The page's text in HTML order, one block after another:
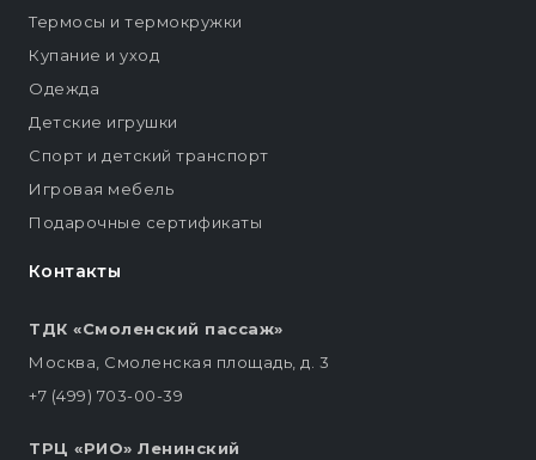
Контакты
ТДК «Смоленский пассаж»
Москва, Смоленская площадь, д. 3
+7 (499) 703-00-39
ТРЦ «РИО» Ленинский
Термосы и термокружки
Купание и уход
Одежда
Детские игрушки
Спорт и детский транспорт
Игровая мебель
Подарочные сертификаты